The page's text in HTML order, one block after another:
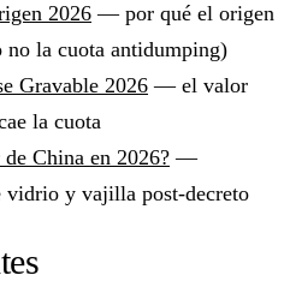
2026— por qué el origen
no la cuota antidumping)
Gravable 2026 — el valor
la cuota
China en 2026? —
vidrio y vajilla post-decreto